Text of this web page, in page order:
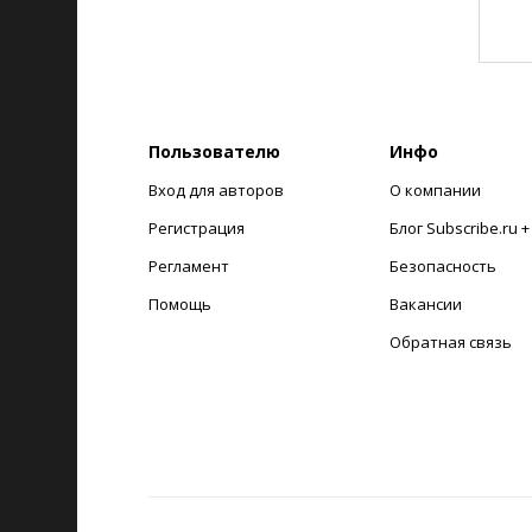
Пользователю
Вход для авторов
Регистрация
Регламент
Помощь
Инфо
О компании
Блог Subscribe.ru +
Безопасность
Вакансии
Обратная связь